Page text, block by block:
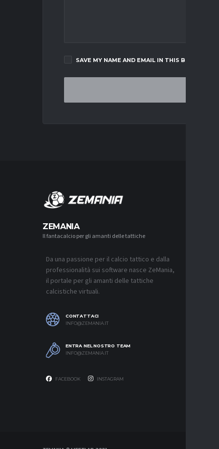
SAVE MY NAME AND EMAIL IN THIS BROWSER
ZEMANIA
Il fantacalcio per gli amanti delle tattiche
Da una passione per il calcio tattico e dalla
professionalità sui software nasce ZeMania,
il portale per gli amanti delle tattiche
calcistiche virtuali.
CONTATTACI
INFO@ZEMANIA.IT
ENTRA NEL NOSTRO TEAM
INFO@ZEMANIA.IT
FACEBOOK INSTAGRAM